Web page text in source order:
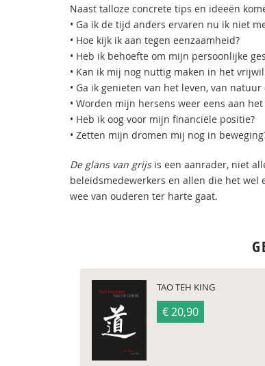
Naast talloze concrete tips en ideeën
• Ga ik de tijd anders ervaren nu ik niet
• Hoe kijk ik aan tegen eenzaamheid?
• Heb ik behoefte om mijn persoonlijke
• Kan ik mij nog nuttig maken in het
• Ga ik genieten van het leven, van
• Worden mijn hersens weer eens aan
• Heb ik oog voor mijn financiële positie?
• Zetten mijn dromen mij nog in
De glans van grijs is een aanrader, niet
beleidsmedewerkers en allen die het wel
wee van ouderen ter harte gaat.
TAO TEH KING
€ 20,90